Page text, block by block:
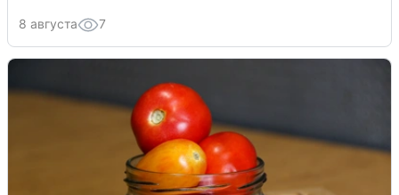
8 августа 7